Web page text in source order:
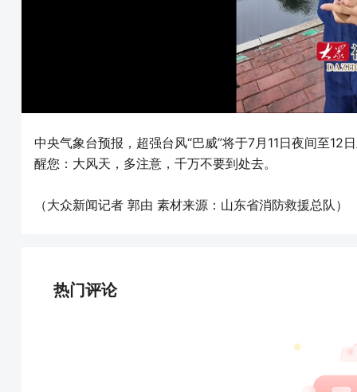
中央气象台预报，超强台风“巴威”将于7月11日夜间至12
醒您：大风天，多注意，千万不要到处去。
（大众新闻记者 郭由 素材来源：山东省消防救援总队）
热门评论